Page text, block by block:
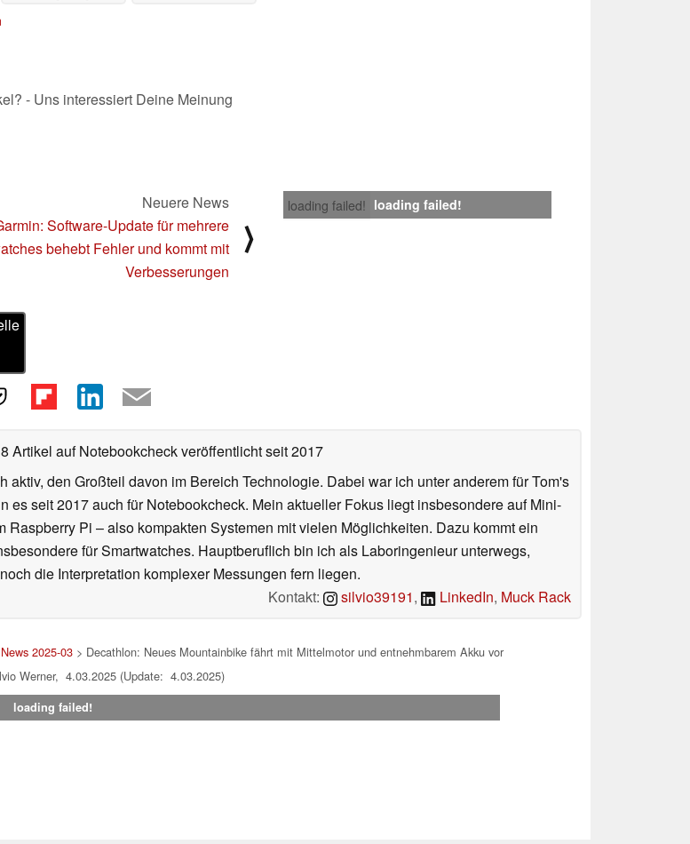
- Uns interessiert Deine Meinung
loading failed! loading failed!
Neuere News
Software-Update für mehrere
behebt Fehler und kommt mit
Verbesserungen
⟩
Artikel auf Notebookcheck veröffentlichtseit 2017
aktiv, den Großteil davon im Bereich Technologie. Dabei war ich unter anderem für Tom's
es seit 2017 auch für Notebookcheck. Mein aktueller Fokus liegt insbesondere auf Mini-
Pi – also kompakten Systemen mit vielen Möglichkeiten. Dazu kommt ein
für Smartwatches. Hauptberuflich bin ich als Laboringenieur unterwegs,
die Interpretation komplexer Messungen fern liegen.
Kontakt:
silvio39191, LinkedIn, Muck Rack
News 2025-03 > Decathlon: Neues Mountainbike fährt mit Mittelmotor und entnehmbarem Akku vor
Werner, 4.03.2025 (Update: 4.03.2025)
loading failed!